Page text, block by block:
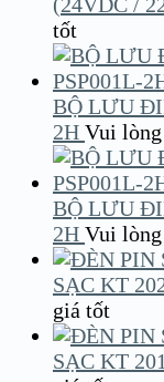
tốt
BỘ LƯU
2H Vui
BỘ LƯU
2H Vui
SẠC KT
giá tốt
SẠC KT